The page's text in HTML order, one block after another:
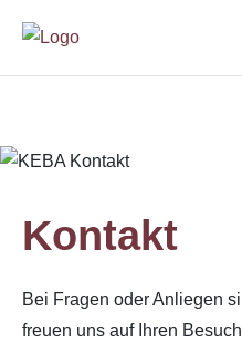
Kontakt
Bei Fragen oder Anliegen
freuen uns auf Ihren